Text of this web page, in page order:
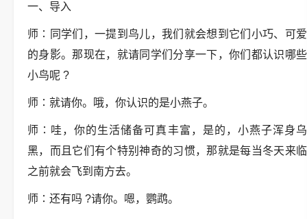
一、导入
师∶同学们，一提到鸟儿，我们就会想到它们小巧、可爱
的身影。那现在，就请同学们分享一下，你们都认识哪些
小鸟呢 ?
师∶就请你。哦，你认识的是小燕子。
师∶哇，你的生活储备可真丰富，是的，小燕子浑身乌
黑，而且它们有个特别神奇的习惯，那就是每当冬天来临
之前就会飞到南方去。
师∶还有吗 ?请你。嗯，鹦鹉。